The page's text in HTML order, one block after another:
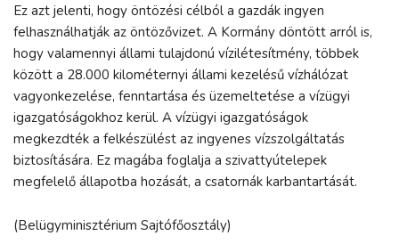
Ez azt jelenti, hogy öntözési célból a gazdák ingyen
felhasználhatják az öntözővizet. A Kormány döntött arról is,
hogy valamennyi állami tulajdonú vízilétesítmény, többek
között a 28.000 kilométernyi állami kezelésű vízhálózat
vagyonkezelése, fenntartása és üzemeltetése a vízügyi
igazgatóságokhoz kerül. A vízügyi igazgatóságok
megkezdték a felkészülést az ingyenes vízszolgáltatás
biztosítására. Ez magába foglalja a szivattyútelepek
megfelelő állapotba hozását, a csatornák karbantartását.
(Belügyminisztérium Sajtófőosztály)